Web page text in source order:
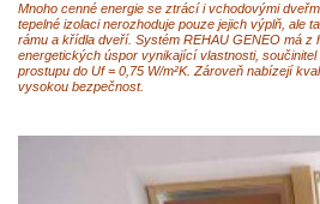
Mnoho cenné energie se ztrácí i vchodovými
tepelné izolaci nerozhoduje pouze jejich výplň, ale
rámu a křídla dveří. Systém REHAU GENEO má z
energetických úspor vynikající vlastnosti, součinitel
prostupu do Uf = 0,75 W/m²K. Zároveň nabízejí
vysokou bezpečnost.